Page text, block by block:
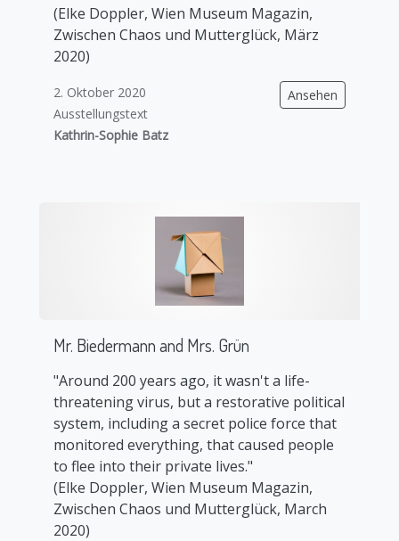
(Elke Doppler, Wien Museum Magazin,
Zwischen Chaos und Mutterglück, März
2020)
Ansehen
2. Oktober 2020
Ausstellungstext
Kathrin-Sophie Batz
Mr. Biedermann and Mrs. Grün
"Around 200 years ago, it wasn't a life-
threatening virus, but a restorative political
system, including a secret police force that
monitored everything, that caused people
to flee into their private lives."
(Elke Doppler, Wien Museum Magazin,
Zwischen Chaos und Mutterglück, March
2020)